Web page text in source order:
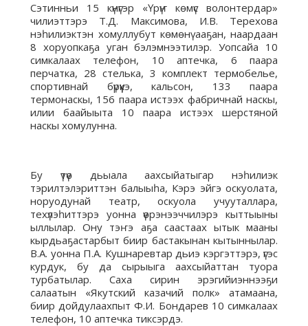
Сэтинньи 15 күнүгэр «Үрүҥ көмүс волонтердар»
чилиэттэрэ Т.Д. Максимова, И.В. Терехова
нэһилиэктэн хомуллубут көмөнү ааҕан, наардаан
8 хоруопкаҕа уган бэлэмнээтилэр. Уопсайа 10
симкалаах телефон, 10 аптечка, 6 паара
перчатка, 28 стелька, 3 комплект термобелье,
спортивнай бүрүүкэ, кальсон, 133 паара
термонаскы, 156 паара истээх фабричнай наскы,
илии баайыыта 10 паара истээх шерстяной
наскы хомулунна.
Бу үтүө дьыала аахсыйатыгар нэһилиэк
тэрилтэлэриттэн балыыһа, Кэрэ эйгэ оскуолата,
норуодунай театр, оскуола учууталлара,
техүлэһиттэрэ уонна үөрэнээччилэрэ кыттыыны
ыллылар. Ону тэҥэ аҕа саастаах ытык мааны
кырдьаҕастарбыт биир бастакынан кытыннылар.
В.А. уонна П.А. Кушнаревтар дьиэ кэргэттэрэ, үгэс
курдук, бу да сырыыга аахсыйаттан туора
турбатылар. Саха сирин эрэгийиэннээҕи
салаатын «Якутский казачий полк» атамаана,
биир дойдулаахпыт Ф.И. Бондарев 10 симкалаах
телефон, 10 аптечка тиксэрдэ.